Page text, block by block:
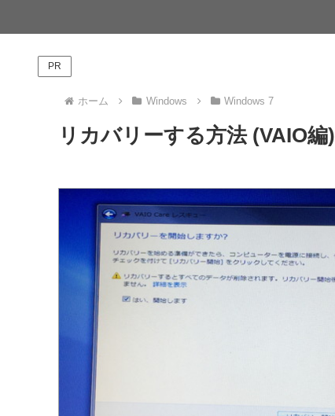
PR
ホーム Windows Windows 7
リカバリーする方法 (VAIO編)